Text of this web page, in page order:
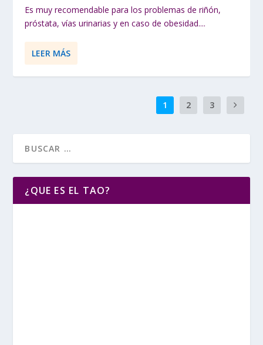
Es muy recomendable para los problemas de riñón,
próstata, vías urinarias y en caso de obesidad....
LEER MÁS
1 2 3
¿QUE ES EL TAO?